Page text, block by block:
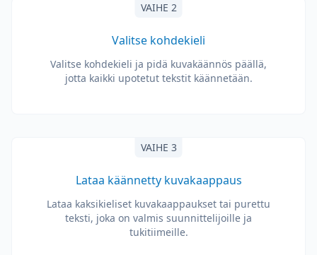
VAIHE 2
Valitse kohdekieli
Valitse kohdekieli ja pidä kuvakäännös päällä,
jotta kaikki upotetut tekstit käännetään.
VAIHE 3
Lataa käännetty kuvakaappaus
Lataa kaksikieliset kuvakaappaukset tai purettu
teksti, joka on valmis suunnittelijoille ja
tukitiimeille.